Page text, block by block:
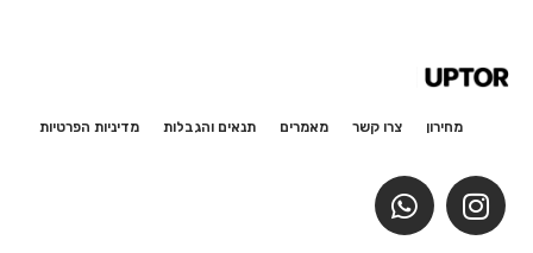
מחירון צרו קשר מאמרים תנאים והגבלות מדיניות הפרטיות